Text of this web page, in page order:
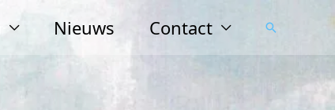
Nieuws Contact Zoeken